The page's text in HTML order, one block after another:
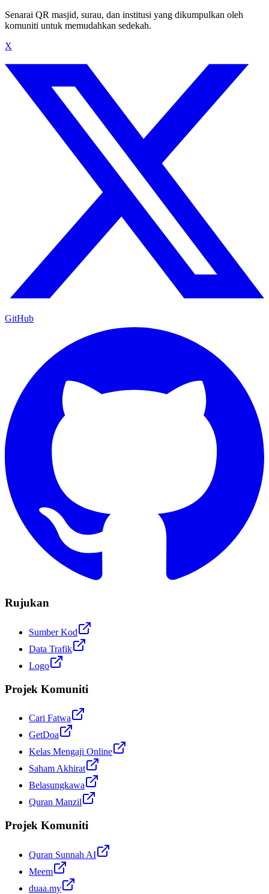
Senarai QR masjid, surau, dan institusi yang dikumpulkan oleh
komuniti untuk memudahkan sedekah.
X
GitHub
Rujukan
Sumber Kod
Data Trafik
Logo
Projek Komuniti
Cari Fatwa
GetDoa
Kelas Mengaji Online
Saham Akhirat
Belasungkawa
Quran Manzil
Projek Komuniti
Quran Sunnah AI
Meem
duaa.my